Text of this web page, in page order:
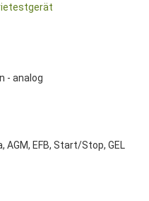
- analog
EFB, Start/Stop, GEL